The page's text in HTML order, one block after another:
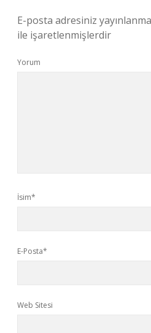
E-posta adresiniz
ile işaretlenmişlerdir
Yorum
İsim*
E-Posta*
Web Sitesi